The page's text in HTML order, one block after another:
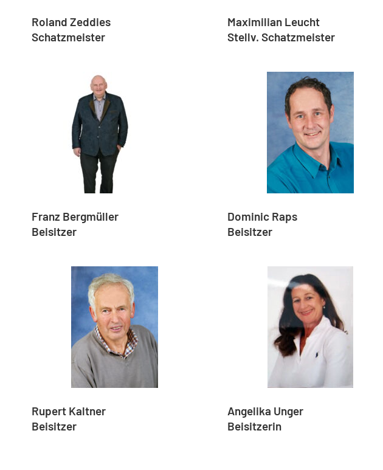
Roland Zeddies
Schatzmeister
Maximilian Leucht
Stellv. Schatzmeister
Franz Bergmüller
Beisitzer
Dominic Raps
Beisitzer
Rupert Kaltner
Beisitzer
Angelika Unger
Beisitzerin